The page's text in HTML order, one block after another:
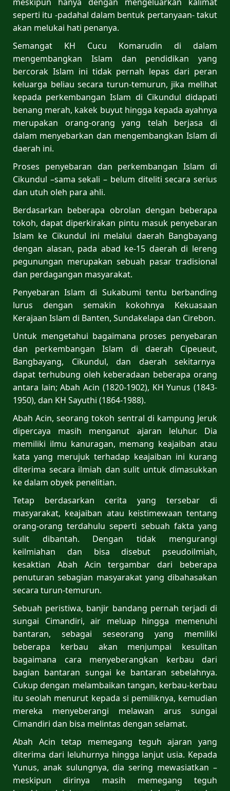
seperti itu -padahal dalam bentuk pertanyaan- takut
akan melukai hati penanya.
Semangat KH Cucu Komarudin di dalam
mengembangkan Islam dan pendidikan yang
bercorak Islam ini tidak pernah lepas dari peran
keluarga beliau secara turun-temurun, jika melihat
kepada perkembangan Islam di Cikundul didapati
benang merah, kakek buyut hingga kepada ayahnya
merupakan orang-orang yang telah berjasa di
dalam menyebarkan dan mengembangkan Islam di
daerah ini.
Proses penyebaran dan perkembangan Islam di
Cikundul –sama sekali – belum diteliti secara serius
dan utuh oleh para ahli.
Berdasarkan beberapa obrolan dengan beberapa
tokoh, dapat diperkirakan pintu masuk penyebaran
Islam ke Cikundul ini melalui daerah Bangbayang
dengan alasan, pada abad ke-15 daerah di lereng
pegunungan merupakan sebuah pasar tradisional
dan perdagangan masyarakat.
Penyebaran Islam di Sukabumi tentu berbanding
lurus dengan semakin kokohnya Kekuasaan
Kerajaan Islam di Banten, Sundakelapa dan Cirebon.
Untuk mengetahui bagaimana proses penyebaran
dan perkembangan Islam di daerah Cipeueut,
Bangbayang, Cikundul, dan daerah sekitarnya
dapat terhubung oleh keberadaan beberapa orang
antara lain; Abah Acin (1820-1902), KH Yunus (1843-
1950), dan KH Sayuthi (1864-1988).
Abah Acin, seorang tokoh sentral di kampung Jeruk
dipercaya masih menganut ajaran leluhur. Dia
memiliki ilmu kanuragan, memang keajaiban atau
kata yang merujuk terhadap keajaiban ini kurang
diterima secara ilmiah dan sulit untuk dimasukkan
ke dalam obyek penelitian.
Tetap berdasarkan cerita yang tersebar di
masyarakat, keajaiban atau keistimewaan tentang
orang-orang terdahulu seperti sebuah fakta yang
sulit dibantah. Dengan tidak mengurangi
keilmiahan dan bisa disebut pseudoilmiah,
kesaktian Abah Acin tergambar dari beberapa
penuturan sebagian masyarakat yang dibahasakan
secara turun-temurun.
Sebuah peristiwa, banjir bandang pernah terjadi di
sungai Cimandiri, air meluap hingga memenuhi
bantaran, sebagai seseorang yang memiliki
beberapa kerbau akan menjumpai kesulitan
bagaimana cara menyeberangkan kerbau dari
bagian bantaran sungai ke bantaran sebelahnya.
Cukup dengan melambaikan tangan, kerbau-kerbau
itu seolah menurut kepada si pemiliknya, kemudian
mereka menyeberangi melawan arus sungai
Cimandiri dan bisa melintas dengan selamat.
Abah Acin tetap memegang teguh ajaran yang
diterima dari leluhurnya hingga lanjut usia. Kepada
Yunus, anak sulungnya, dia sering mewasiatkan –
meskipun dirinya masih memegang teguh